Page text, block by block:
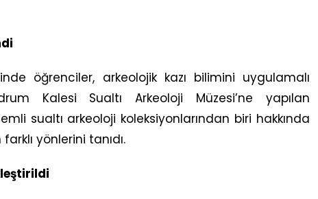
öğrenciler, arkeolojik kazı bilimini uygulamalı
Kalesi Sualtı Arkeoloji Müzesi’ne yapılan
sualtı arkeoloji koleksiyonlarından biri hakkında
yönlerini tanıdı.